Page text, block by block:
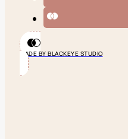
MADE BY BLACKEYE STUDIO